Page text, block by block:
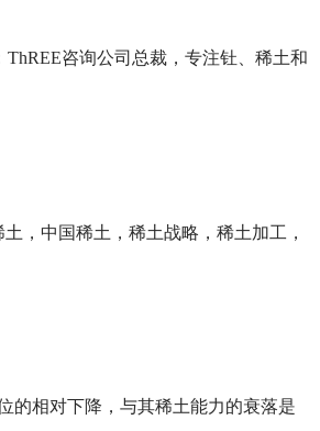
ThREE咨询公司总裁，专注钍、稀土和
，中国稀土，稀土战略，稀土加工，
的相对下降，与其稀土能力的衰落是